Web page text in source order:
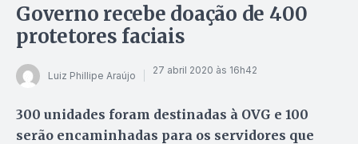
Governo recebe doação de 400
protetores faciais
Luiz Phillipe Araújo 27 abril 2020 às 16h42
300 unidades foram destinadas à OVG e 100
serão encaminhadas para os servidores que